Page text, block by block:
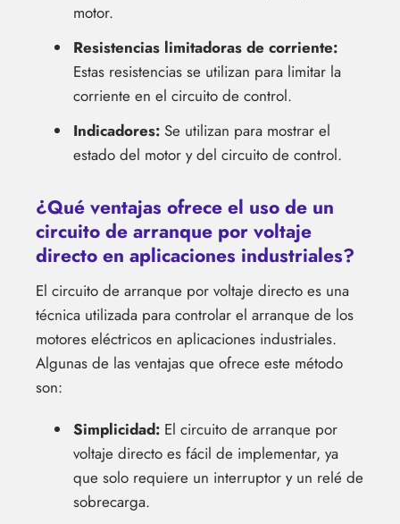
motor.
Resistencias limitadoras de corriente:
Estas resistencias se utilizan para limitar la
corriente en el circuito de control.
Indicadores: Se utilizan para mostrar el
estado del motor y del circuito de control.
¿Qué ventajas ofrece el uso de un
circuito de arranque por voltaje
directo en aplicaciones industriales?
El circuito de arranque por voltaje directo es una
técnica utilizada para controlar el arranque de los
motores eléctricos en aplicaciones industriales.
Algunas de las ventajas que ofrece este método
son:
Simplicidad: El circuito de arranque por
voltaje directo es fácil de implementar, ya
que solo requiere un interruptor y un relé de
sobrecarga.